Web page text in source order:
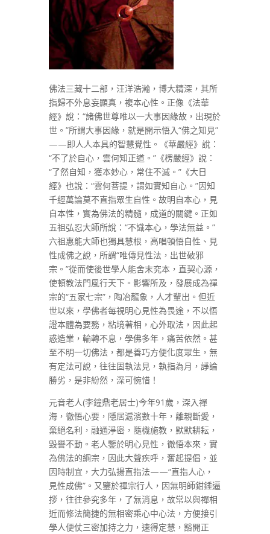
佛法三藏十二部，汪洋浩瀚，博大精深，其所
指歸不外息妄顯真，複本心性。正像《法華
經》說：“諸佛世尊唯以一大事因緣故，出現於
世。”所謂大事因緣，就是開示悟入“佛之知見”
——即人人本具的智慧覺性。《華嚴經》說：
“不了於自心，雲何知正道。”《楞嚴經》說：
“了然自知，獲本妙心，常住不滅。”《大日
經》也說：“雲何菩提，謂如實知自心。”因知
千經萬論莫不直指眾生自性。故明自本心，見
自本性，實為佛法的精髓，成道的關鍵。正如
五祖弘忍大師所說：“不識本心，學法無益。”
六祖惠能大師也獨具慧根，高唱頓悟自性、見
性成佛之說，所謂“唯傳見性法，出世破邪
宗。”從而使後世學人能舍末究本，直契心源，
使頓教法門風行天下。影響所及，發展成為禪
宗的“五家七宗”，陶冶龍象，人才輩出。但近
世以來，學佛者每視明心見性為畏途，不以悟
證本體為要務，粘境著相，心外取法，因此起
惑造業，輪轉不息，學佛多年，痛苦依然。甚
至不明一切佛法，都是善巧方便化度眾生，無
有定法可說，往往固執法見，執指為月，諍論
勝劣，是非紛然，深可惋惜！
元音老人(李鐘鼎老居士)今年91歲，深入禪
海，徹悟心要，隱居滬濱數十年，離親斷愛，
棄絕名利，融通淨密，隨機施教，默默耕耘，
毀譽不動。老人鑒於明心見性，徹悟本來，實
為佛法的綱宗，因此大聲疾呼，奮起提倡，並
因時制宜，大力弘揚直指法——“直指人心，
見性成佛”。又鑒於禪宗行人，因無明師鉗錘逼
拶，往往參究多年，了無消息，故常以與禪相
近而修法簡捷的無相密乘心中心法，方便接引
學人便仗三密加持之力，速得定慧，豁開正